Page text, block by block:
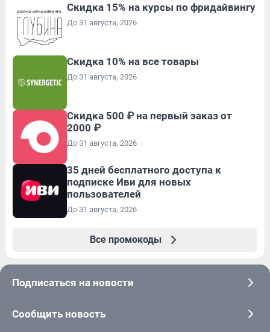
Скидка 15% на курсы по фридайвингу
До 31 августа, 2026
Скидка 10% на все товары
До 31 августа, 2026
Скидка 500 ₽ на первый заказ от
2000 ₽
До 31 августа, 2026
35 дней бесплатного доступа к
подписке Иви для новых
пользователей
До 31 августа, 2026
Все промокоды
Подписаться на новости
Сообщить новость